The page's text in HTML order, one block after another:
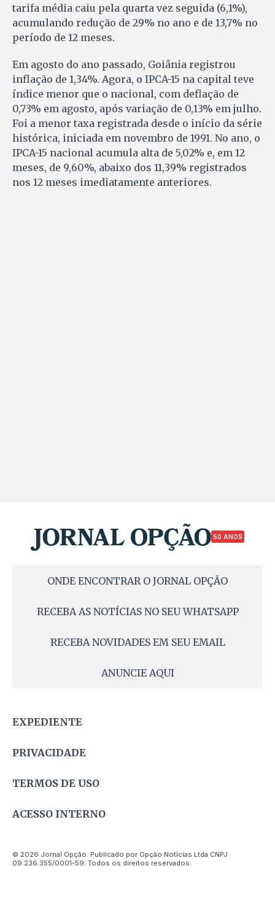
tarifa média caiu pela quarta vez seguida (6,1%),
acumulando redução de 29% no ano e de 13,7% no
período de 12 meses.
Em agosto do ano passado, Goiânia registrou
inflação de 1,34%. Agora, o IPCA-15 na capital teve
índice menor que o nacional, com deflação de
0,73% em agosto, após variação de 0,13% em julho.
Foi a menor taxa registrada desde o início da série
histórica, iniciada em novembro de 1991. No ano, o
IPCA-15 nacional acumula alta de 5,02% e, em 12
meses, de 9,60%, abaixo dos 11,39% registrados
nos 12 meses imediatamente anteriores.
50 ANOS
ONDE ENCONTRAR O JORNAL OPÇÃO
RECEBA AS NOTÍCIAS NO SEU WHATSAPP
RECEBA NOVIDADES EM SEU EMAIL
ANUNCIE AQUI
EXPEDIENTE
PRIVACIDADE
TERMOS DE USO
ACESSO INTERNO
© 2026 Jornal Opção. Publicado por Opção Notícias Ltda CNPJ
09.236.355/0001-59. Todos os direitos reservados.